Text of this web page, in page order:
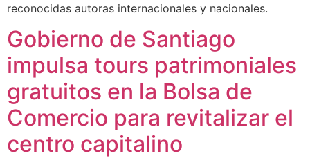
reconocidas autoras internacionales y nacionales.
Gobierno de Santiago
impulsa tours patrimoniales
gratuitos en la Bolsa de
Comercio para revitalizar el
centro capitalino